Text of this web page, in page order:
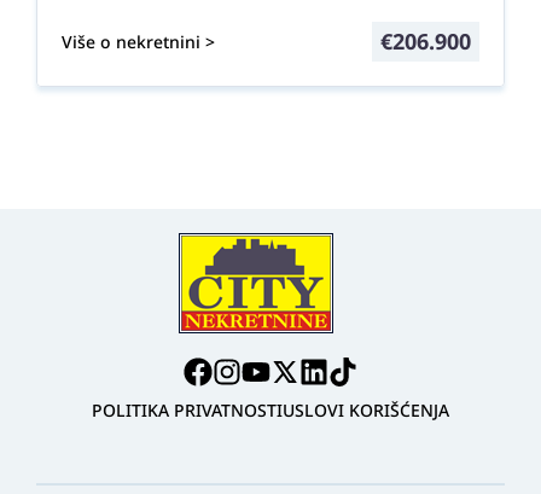
Više o nekretnini > €206.900
POLITIKA PRIVATNOSTIUSLOVI KORIŠĆENJA